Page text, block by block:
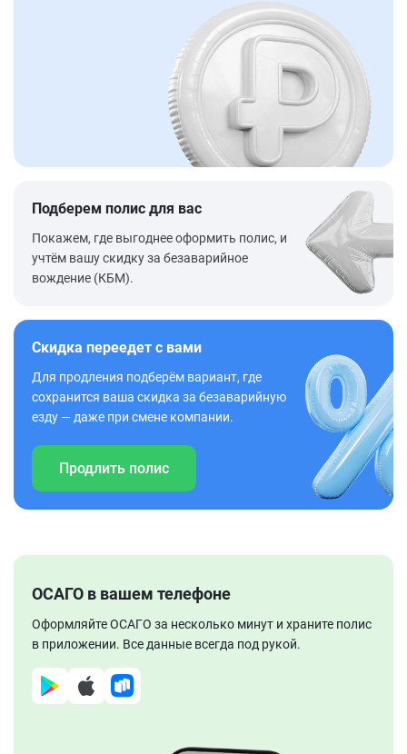
Подберем полис для вас
Покажем, где выгоднее оформить полис, и
учтём вашу скидку за безаварийное
вождение (КБМ).
Скидка переедет с вами
Для продления подберём вариант, где
сохранится ваша скидка за безаварийную
езду — даже при смене компании.
Продлить полис
ОСАГО в вашем телефоне
Оформляйте ОСАГО за несколько минут и храните полис
в приложении. Все данные всегда под рукой.